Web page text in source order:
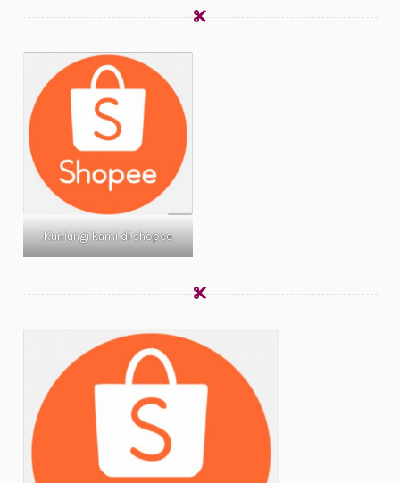
Kunjungi kami di shopee